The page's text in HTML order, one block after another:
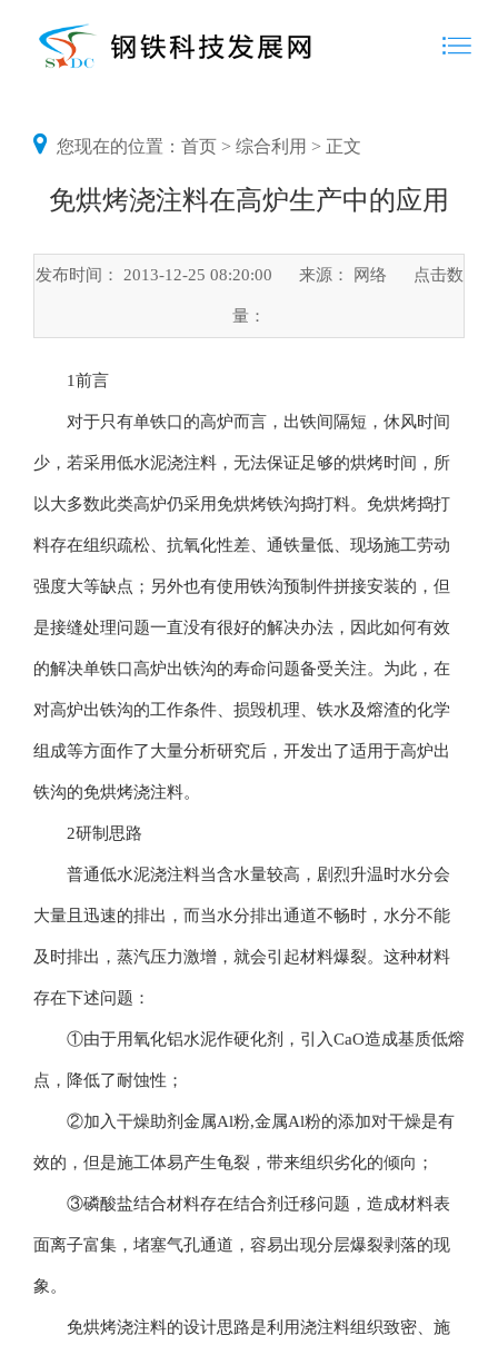
您现在的位置： 首页 > 综合利用 > 正文
免烘烤浇注料在高炉生产中的应用
发布时间： 2013-12-25 08:20:00 来源： 网络 点击数
量：
1前言
对于只有单铁口的高炉而言，出铁间隔短，休风时间
少，若采用低水泥浇注料，无法保证足够的烘烤时间，所
以大多数此类高炉仍采用免烘烤铁沟捣打料。免烘烤捣打
料存在组织疏松、抗氧化性差、通铁量低、现场施工劳动
强度大等缺点；另外也有使用铁沟预制件拼接安装的，但
是接缝处理问题一直没有很好的解决办法，因此如何有效
的解决单铁口高炉出铁沟的寿命问题备受关注。为此，在
对高炉出铁沟的工作条件、损毁机理、铁水及熔渣的化学
组成等方面作了大量分析研究后，开发出了适用于高炉出
铁沟的免烘烤浇注料。
2研制思路
普通低水泥浇注料当含水量较高，剧烈升温时水分会
大量且迅速的排出，而当水分排出通道不畅时，水分不能
及时排出，蒸汽压力激增，就会引起材料爆裂。这种材料
存在下述问题：
①由于用氧化铝水泥作硬化剂，引入CaO造成基质低熔
点，降低了耐蚀性；
②加入干燥助剂金属Al粉,金属Al粉的添加对干燥是有
效的，但是施工体易产生龟裂，带来组织劣化的倾向；
③磷酸盐结合材料存在结合剂迁移问题，造成材料表
面离子富集，堵塞气孔通道，容易出现分层爆裂剥落的现
象。
免烘烤浇注料的设计思路是利用浇注料组织致密、施